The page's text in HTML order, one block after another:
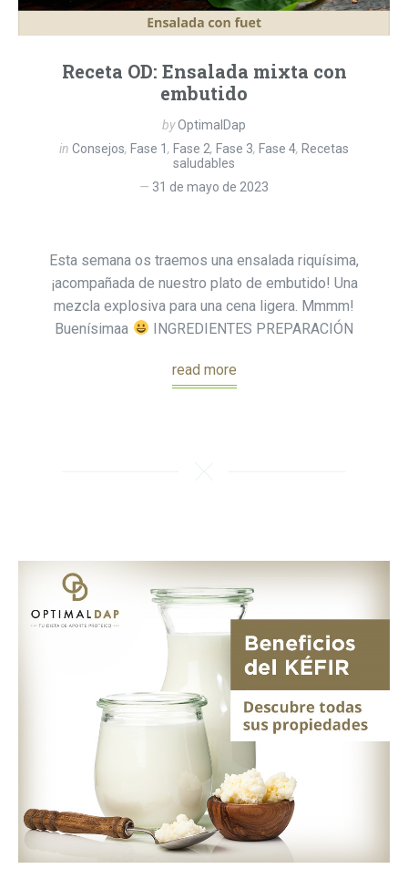
Receta OD: Ensalada mixta con
embutido
byOptimalDap
in Consejos, Fase 1 , Fase 2, Fase 3, Fase 4, Recetas
saludables
31 de mayo de 2023
Esta semana os traemos una ensalada riquísima,
¡acompañada de nuestro plato de embutido! Una
mezcla explosiva para una cena ligera. Mmmm!
Buenísimaa
INGREDIENTES PREPARACIÓN
read more